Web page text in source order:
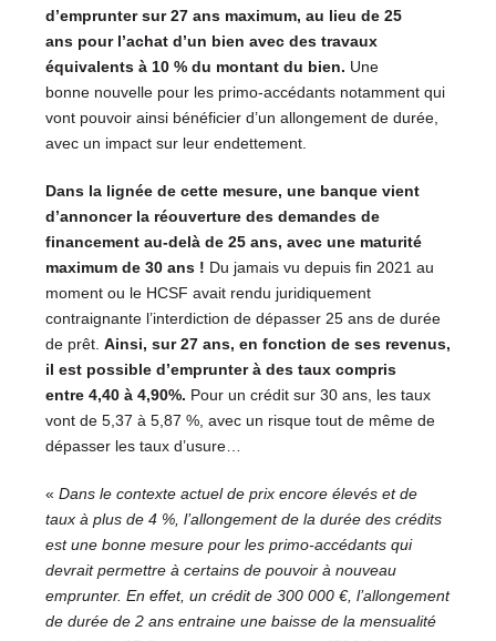
d’emprunter sur 27 ans maximum, au lieu de 25
ans pour l’achat d’un bien avec des travaux
équivalents à 10 % du montant du bien. Une
bonne nouvelle pour les primo-accédants notamment qui
vont pouvoir ainsi bénéficier d’un allongement de durée,
avec un impact sur leur endettement.
Dans la lignée de cette mesure, une banque vient
d’annoncer la réouverture des demandes de
financement au-delà de 25 ans, avec une maturité
maximum de 30 ans ! Du jamais vu depuis fin 2021 au
moment ou le HCSF avait rendu juridiquement
contraignante l’interdiction de dépasser 25 ans de durée
de prêt. Ainsi, sur 27 ans, en fonction de ses revenus,
il est possible d’emprunter à des taux compris
entre 4,40 à 4,90%. Pour un crédit sur 30 ans, les taux
vont de 5,37 à 5,87 %, avec un risque tout de même de
dépasser les taux d’usure…
« Dans le contexte actuel de prix encore élevés et de
taux à plus de 4 %, l’allongement de la durée des crédits
est une bonne mesure pour les primo-accédants qui
devrait permettre à certains de pouvoir à nouveau
emprunter. En effet, un crédit de 300 000 €, l’allongement
de durée de 2 ans entraine une baisse de la mensualité